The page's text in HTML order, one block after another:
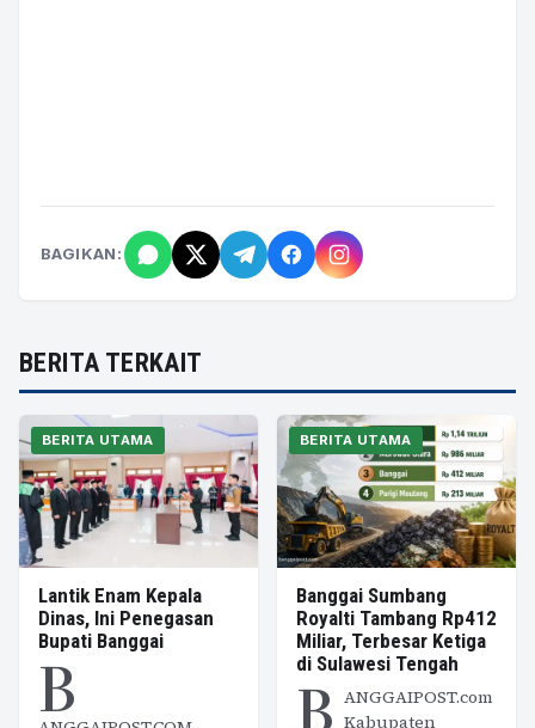
BAGIKAN:
BERITA TERKAIT
BERITA UTAMA
Lantik Enam Kepala
Dinas, Ini Penegasan
Bupati Banggai
B
BERITA UTAMA
Banggai Sumbang
Royalti Tambang Rp412
Miliar, Terbesar Ketiga
di Sulawesi Tengah
ANGGAIPOST.com
Kabupaten